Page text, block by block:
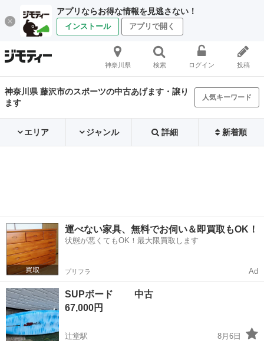
アプリならお得な情報を見逃さない！
インストール アプリで開く
神奈川県 検索 ログイン 投稿
神奈川県 藤沢市のスポーツの中古あげます・譲り
ます
人気キーワード
エリア ジャンル 詳細 新着順
運べない家具、無料でお伺い＆即買取もOK！
状態が悪くてもOK！最大限買取します
プリフラ Ad
SUPボード 中古
67,000円
辻堂駅
8月6日